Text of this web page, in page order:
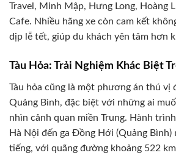
Travel, Minh Mập, Hưng Long, Hoàng
Cafe. Nhiều hãng xe còn cam kết
dịp lễ tết, giúp du khách yên tâm hơn
Tàu Hỏa: Trải Nghiệm Khác Biệt
Tàu hỏa cũng là một phương án thú vị
Quảng Bình, đặc biệt với những ai
nhìn cảnh quan miền Trung. Hành
Hà Nội đến ga Đồng Hới (Quảng Bình)
tiếng, với quãng đường khoảng 522